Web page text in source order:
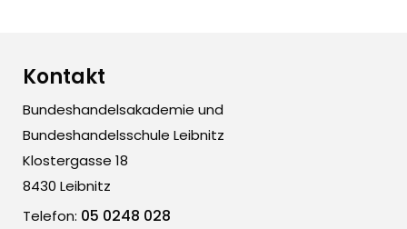
Kontakt
Bundeshandelsakademie und
Bundeshandelsschule Leibnitz
Klostergasse 18
8430 Leibnitz
Telefon: 05 0248 028